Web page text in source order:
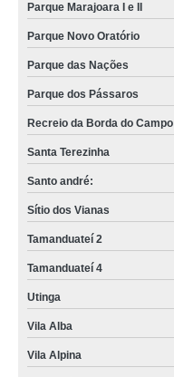
Parque Marajoara I e II
Parque Novo Oratório
Parque das Nações
Parque dos Pássaros
Recreio da Borda do Campo
Santa Terezinha
Santo andré:
Sítio dos Vianas
Tamanduateí 2
Tamanduateí 4
Utinga
Vila Alba
Vila Alpina